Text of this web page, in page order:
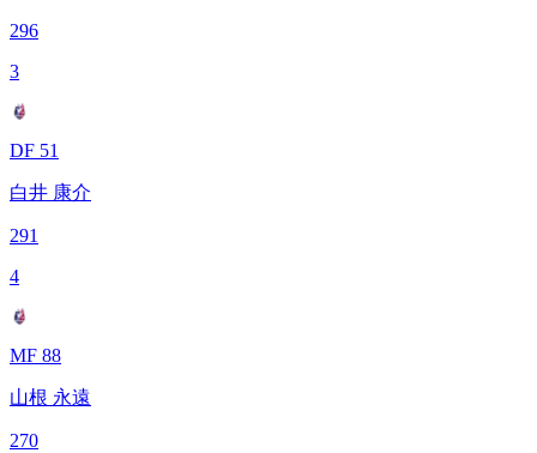
296
3
DF 51
白井 康介
291
4
MF 88
山根 永遠
270